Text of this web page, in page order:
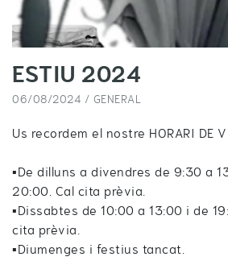
ESTIU 2024
06/08/2024 / GENERAL
Us recordem el nostre HORARI DE
▪️De dilluns a divendres de 9:30 a
20:00. Cal cita prèvia.
▪️Dissabtes de 10:00 a 13:00 i de
cita prèvia.
▪️Diumenges i festius tancat.